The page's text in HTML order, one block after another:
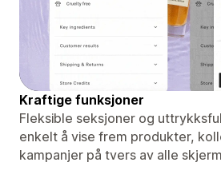
Kraftige funksjoner
Fleksible seksjoner og
enkelt å vise frem produkter,
kampanjer på tvers av alle